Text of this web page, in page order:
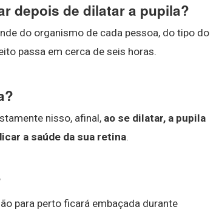
depois de dilatar a pupila?
do organismo de cada pessoa, do tipo do
passa em cerca de seis horas.
nisso, afinal, ao se dilatar, a pupila
a saúde da sua retina.
para perto ficará embaçada durante